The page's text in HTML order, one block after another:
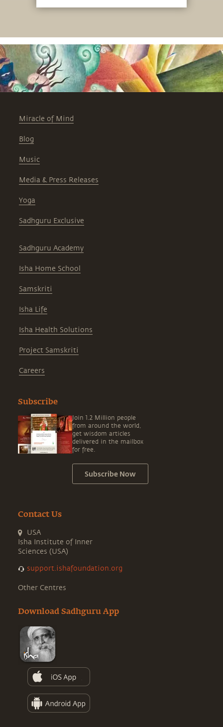
Miracle of Mind
Blog
Music
Media & Press Releases
Yoga
Sadhguru Exclusive
Sadhguru Academy
Isha Home School
Samskriti
Isha Life
Isha Health Solutions
Project Samskriti
Careers
Subscribe
Join 1.2 Million people
from around the world,
get wisdom articles
delivered in the mailbox
for free.
Subscribe Now
Contact Us
USA
Isha Institute of Inner
Sciences (USA)
support.ishafoundation.org
Other Centres
Download Sadhguru App